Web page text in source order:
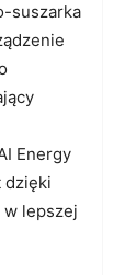
suszarka
Energy
dzięki
w lepszej